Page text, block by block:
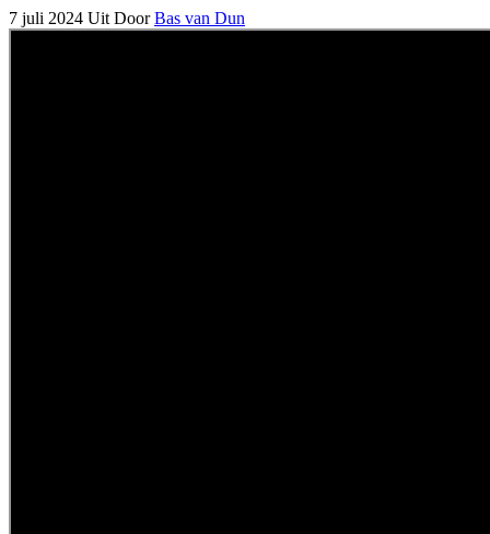
7 juli 2024 Uit Door Bas van Dun